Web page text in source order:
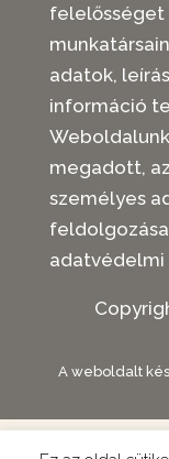
felelősséget
adatok,
információ
megadott,
személyes
adatvédelmi
A weboldalt